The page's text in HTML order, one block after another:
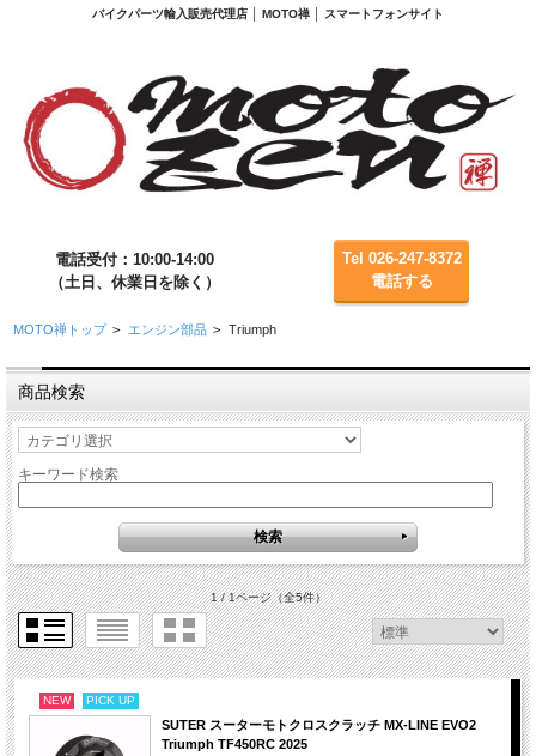
バイクパーツ輸入販売代理店 │ MOTO禅 │ スマートフォンサイト
電話受付：10:00-14:00
（土日、休業日を除く）
Tel 026-247-8372
電話する
MOTO禅トップ > エンジン部品 > Triumph
商品検索
キーワード検索
1 / 1ページ（全5件）
NEW PICK UP
SUTER スーターモトクロスクラッチ MX-LINE EVO2
Triumph TF450RC 2025